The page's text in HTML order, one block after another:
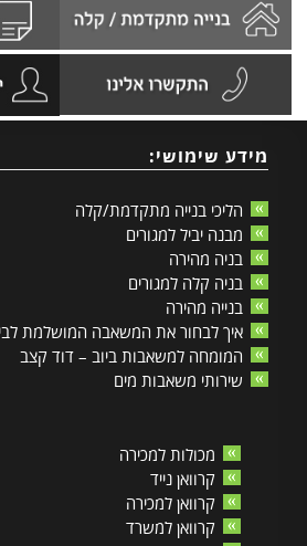
מידע שימושי:
הליכי בנייה מתקדמת/קלה
מבנה יביל למגורים
בניה מהירה
בניה קלה למגורים
בנייה מהירה
איך לבחור את המשאבה המושלמת
המומחה למשאבות ביוב – דוד קצב
שירותי משאבות מים
מכולות למכירה
קרוואן נייד
קרוואן למכירה
קרוואן למשרד